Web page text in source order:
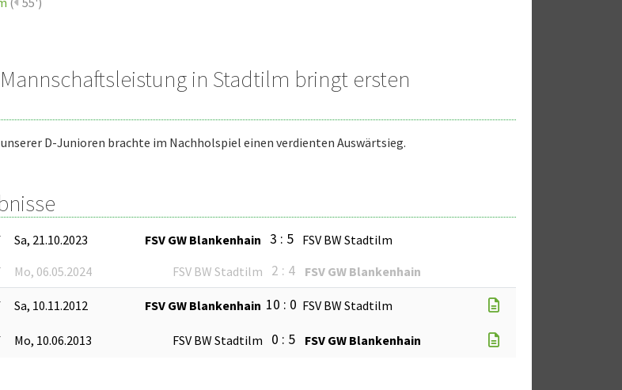
in Stadtilm bringt ersten
D-Junioren brachte im Nachholspiel einen verdienten Auswärtsieg.
Sa, 21.10.2023 FSV GW Blankenhain 3 : 5
FSV BW Stadtilm
Mo, 06.05.2024 FSV BW Stadtilm 2 : 4 FSV GW Blankenhain
Sa, 10.11.2012 FSV GW Blankenhain 10 : 0 FSV BW Stadtilm
Mo, 10.06.2013 FSV BW Stadtilm 0 : 5 FSV GW Blankenhain